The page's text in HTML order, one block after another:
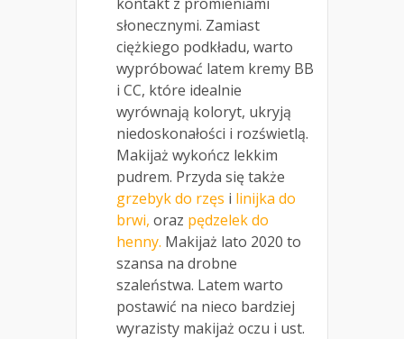
słonecznymi. Zamiast
ciężkiego podkładu, warto
wypróbować latem kremy BB
i CC, które idealnie
wyrównają koloryt, ukryją
niedoskonałości i rozświetlą.
Makijaż wykończ lekkim
pudrem. Przyda się także
grzebyk do rzęs i linijka do
brwi, oraz pędzelek do
henny. Makijaż lato 2020 to
szansa na drobne
szaleństwa. Latem warto
postawić na nieco bardziej
wyrazisty makijaż oczu i ust.